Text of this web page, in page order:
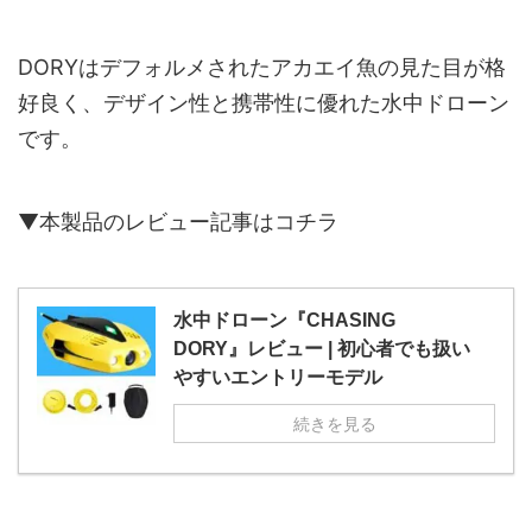
DORYはデフォルメされたアカエイ魚の見た目が格
好良く、デザイン性と携帯性に優れた水中ドローン
です。
▼本製品のレビュー記事はコチラ
水中ドローン『CHASING
DORY』レビュー | 初心者でも扱い
やすいエントリーモデル
続きを見る